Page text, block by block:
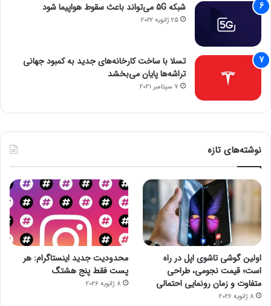
شبکه 5G می‌تواند باعث سقوط هواپیما شود
25 ژانویه 2022
تسلا با ساخت کارخانه‌های جدید به کمبود جهانی
تراشه‌ها پایان می‌بخشد
7 سپتامبر 2021
نوشته‌های تازه
اولین گوشی تاشوی اپل در راه
است؛ قیمت نجومی، طراحی
متفاوت و زمان رونمایی احتمالی
8 ژانویه 2026
محدودیت جدید اینستاگرام: هر
پست فقط پنج هشتگ
8 ژانویه 2026